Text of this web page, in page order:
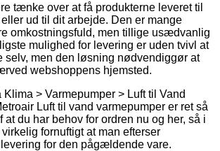
tænke over at få produkterne leveret til
ud til dit arbejde. Den er mange
omkostningsfuld, men tillige usædvanlig
mulighed for levering er uden tvivl at
selv, men den løsning nødvendiggør at
webshoppens hjemsted.
Klima > Varmepumper > Luft til Vand
Luft til vand varmepumper er ret så
du har behov for ordren nu og her, så i
fornuftigt at man efterser
for den pågældende vare.